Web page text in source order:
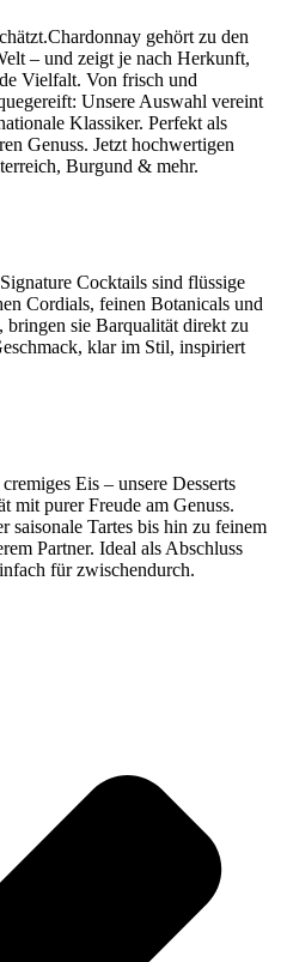
gehört zu den
– und zeigt je nach Herkunft,
Vielfalt. Von frisch und
Unsere Auswahl vereint
Klassiker. Perfekt als
Genuss. Jetzt hochwertigen
Burgund & mehr.
Cocktails sind flüssige
Cordials, feinen Botanicals und
sie Barqualität direkt zu
klar im Stil, inspiriert
Eis – unsere Desserts
mit purer Freude am Genuss.
saisonale Tartes bis hin zu feinem
Partner. Ideal als Abschluss
für zwischendurch.